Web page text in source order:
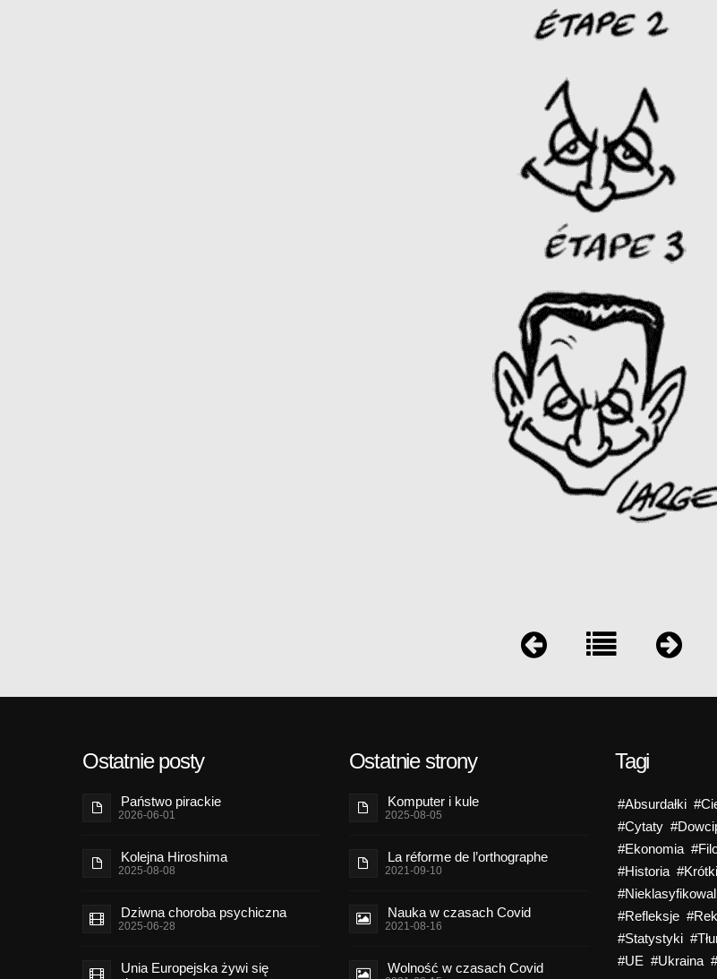
Ostatnie posty
Państwo pirackie
2026-06-01
Kolejna Hiroshima
2025-08-08
Dziwna choroba psychiczna
2025-06-28
Unia Europejska żywi się
Ostatnie strony
Komputer i kule
2025-08-05
La réforme de l’orthographe
2021-09-10
Nauka w czasach Covid
2021-08-16
Wolność w czasach Covid
Tagi
#Absurdałki
#Cytaty
#Ekonomia
#Historia
#Refleksje
#Statystyki
#UE #Ukraina